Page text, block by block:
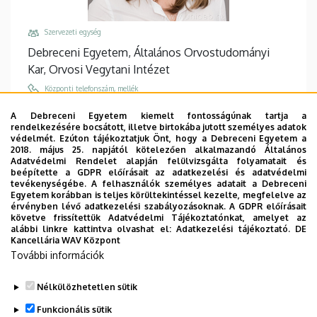
Szervezeti egység
Debreceni Egyetem, Általános Orvostudományi
Kar, Orvosi Vegytani Intézet
Központi telefonszám, mellék
Email
siposadri@med.unideb.hu
Cím
4032 Debrecen Egyetem tér 1
Épület, emelet, ajtó
Élettudományi labor épület, 1. emelet, 1.308-311
Tudóstér profil
A Debreceni Egyetem kiemelt fontosságúnak tartja a
rendelkezésére bocsátott, illetve birtokába jutott személyes adatok
védelmét. Ezúton tájékoztatjuk Önt, hogy a Debreceni Egyetem a
2018. május 25. napjától kötelezően alkalmazandó Általános
Adatvédelmi Rendelet alapján felülvizsgálta folyamatait és
beépítette a GDPR előírásait az adatkezelési és adatvédelmi
tevékenységébe. A felhasználók személyes adatait a Debreceni
Egyetem korábban is teljes körültekintéssel kezelte, megfelelve az
érvényben lévő adatkezelési szabályozásoknak. A GDPR előírásait
követve frissítettük Adatvédelmi Tájékoztatónkat, amelyet az
alábbi linkre kattintva olvashat el:Adatkezelési tájékoztató. DE
Kancellária WAV Központ
További információk
Nélkülözhetetlen sütik
Funkcionális sütik